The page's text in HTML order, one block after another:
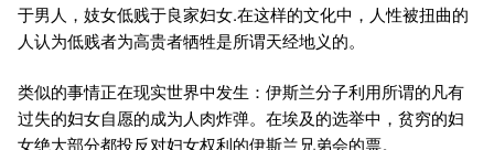
于男人，妓女低贱于良家妇女.在这样的文化中，人性被扭曲的
人认为低贱者为高贵者牺牲是所谓天经地义的。
类似的事情正在现实世界中发生：伊斯兰分子利用所谓的凡有
过失的妇女自愿的成为人肉炸弹。在埃及的选举中，贫穷的妇
女绝大部分都投反对妇女权利的伊斯兰兄弟会的票。